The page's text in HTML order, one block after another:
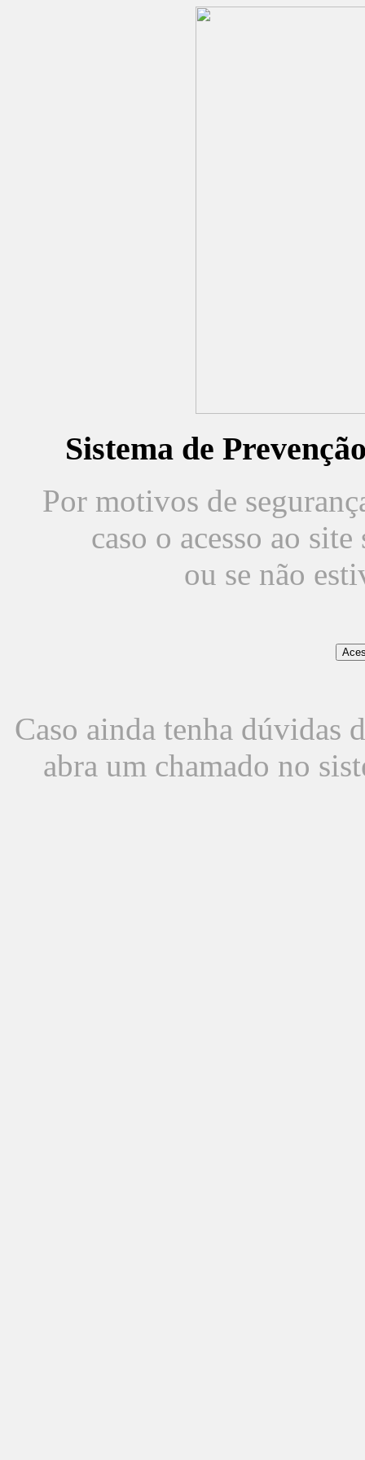
Sistema de
Por motivos de
caso o acesso ao
ou se não
Caso ainda tenha dúvidas
abra um chamado no